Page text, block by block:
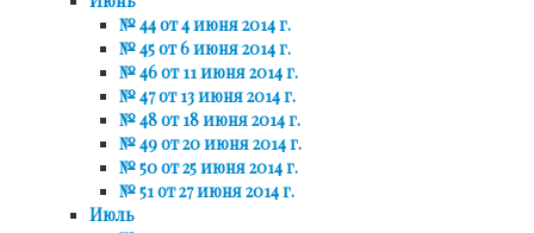
№ 44 от 4 июня 2014 г.
№ 45 от 6 июня 2014 г.
№ 46 от 11 июня 2014 г.
№ 47 от 13 июня 2014 г.
№ 48 от 18 июня 2014 г.
№ 49 от 20 июня 2014 г.
№ 50 от 25 июня 2014 г.
№ 51 от 27 июня 2014 г.
Июль